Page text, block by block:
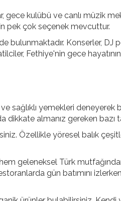
gece kulübü ve canlı müzik
pek çok seçenek mevcuttur.
bulunmaktadır. Konserler, DJ
Fethiye'nin gece
sağlıklı yemekleri deneyerek
almanız gereken bazı
Özellikle yöresel balık
geleneksel Türk
gün batımını